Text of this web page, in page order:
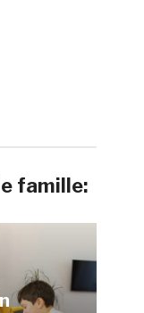
famille: